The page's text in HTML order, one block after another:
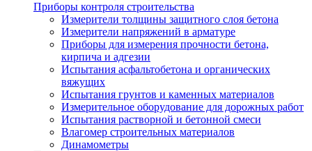
Приборы контроля строительства
Измерители толщины защитного слоя бетона
Измерители напряжений в арматуре
Приборы для измерения прочности бетона,
кирпича и адгезии
Испытания асфальтобетона и органических
вяжущих
Испытания грунтов и каменных материалов
Измерительное оборудование для дорожных работ
Испытания растворной и бетонной смеси
Влагомер строительных материалов
Динамометры